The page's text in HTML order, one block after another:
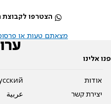
הצטרפו לקבוצת
מצאתם טעות או
פנו אלינו
אודות
יצירת קשר
عربية